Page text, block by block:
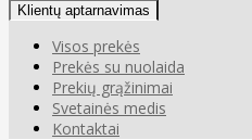
Klientų aptarnavimas
Visos prekės
Prekės su nuolaida
Prekių grąžinimai
Svetainės medis
Kontaktai